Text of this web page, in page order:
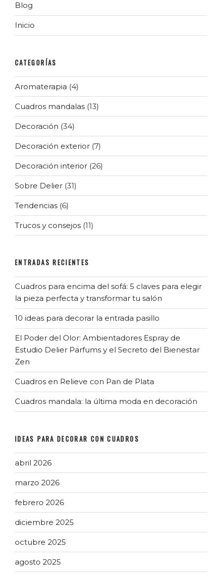
Blog
Inicio
CATEGORÍAS
Aromaterapia (4)
Cuadros mandalas (13)
Decoración (34)
Decoración exterior (7)
Decoración interior (26)
Sobre Delier (31)
Tendencias (6)
Trucos y consejos (11)
ENTRADAS RECIENTES
Cuadros para encima del sofá: 5 claves para elegir
la pieza perfecta y transformar tu salón
10 ideas para decorar la entrada pasillo
El Poder del Olor: Ambientadores Espray de
Estudio Delier Parfums y el Secreto del Bienestar
Zen
Cuadros en Relieve con Pan de Plata
Cuadros mandala: la última moda en decoración
IDEAS PARA DECORAR CON CUADROS
abril 2026
marzo 2026
febrero 2026
diciembre 2025
octubre 2025
agosto 2025